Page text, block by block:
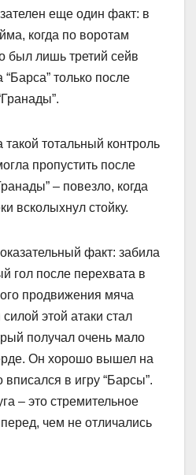
еще один факт: в
когда по воротам
был лишь третий сейв
только после
тотальный контроль
пропустить после
– повезло, когда
всколыхнул стойку.
факт: забила
гол после перехвата в
продвижения мяча
этой атаки стал
получал очень мало
Он хорошо вышел на
в игру “Барсы”.
– это стремительное
чем не отличались